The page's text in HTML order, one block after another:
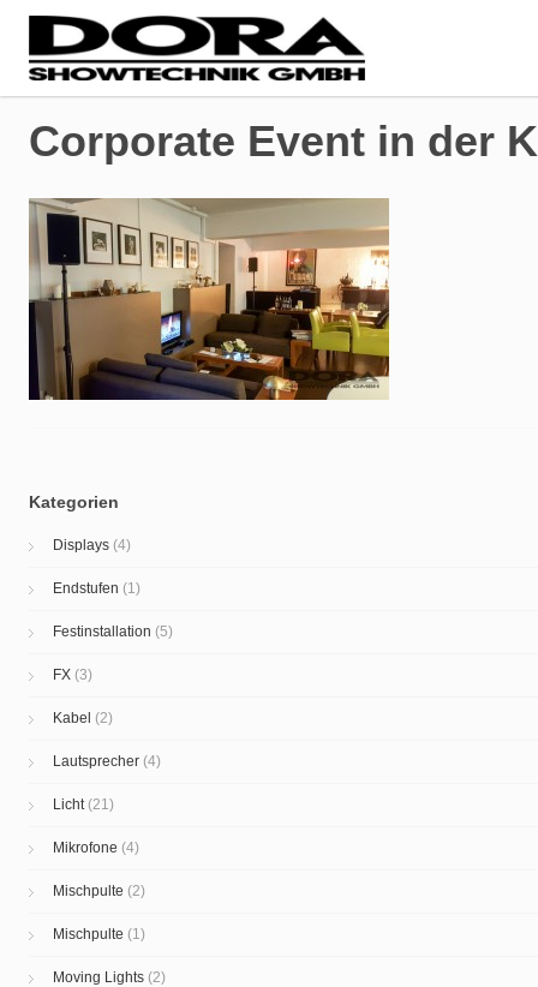
Corporate Event in der
Kategorien
Displays (4)
Endstufen (1)
Festinstallation (5)
FX (3)
Kabel (2)
Lautsprecher (4)
Licht (21)
Mikrofone (4)
Mischpulte (2)
Mischpulte (1)
Moving Lights (2)